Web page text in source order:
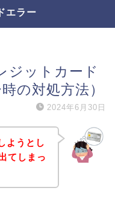
エラー
ジットカード
の対処方法）
2024年6月30日
ようとし
てしまっ